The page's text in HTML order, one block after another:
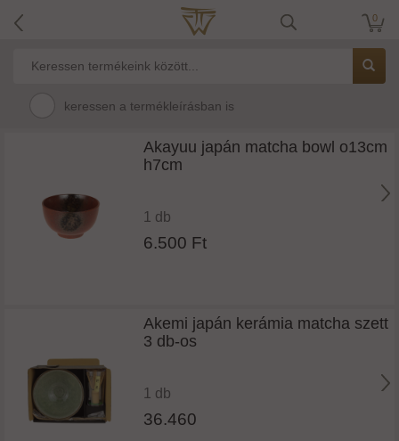
0
keressen a termékleírásban is
Akayuu japán matcha bowl o13cm
h7cm
1 db
6.500 Ft
Akemi japán kerámia matcha szett
3 db-os
1 db
36.460